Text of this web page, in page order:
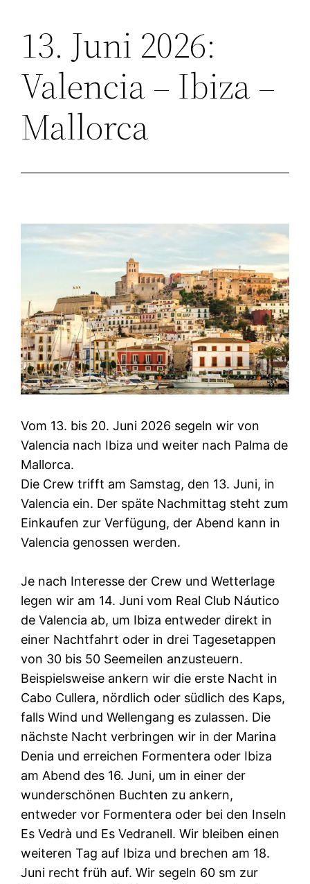
Zum
springen
13. Juni 2026:
Valencia – Ibiza –
Mallorca
Vom 13. bis 20. Juni 2026 segeln wir von
Valencia nach Ibiza und weiter nach Palma de
Mallorca.
Die Crew trifft am Samstag, den 13. Juni, in
Valencia ein. Der späte Nachmittag steht zum
Einkaufen zur Verfügung, der Abend kann in
Valencia genossen werden.
Je nach Interesse der Crew und Wetterlage
legen wir am 14. Juni vom Real Club Náutico
de Valencia ab, um Ibiza entweder direkt in
einer Nachtfahrt oder in drei Tagesetappen
von 30 bis 50 Seemeilen anzusteuern.
Beispielsweise ankern wir die erste Nacht in
Cabo Cullera, nördlich oder südlich des Kaps,
falls Wind und Wellengang es zulassen. Die
nächste Nacht verbringen wir in der Marina
Denia und erreichen Formentera oder Ibiza
am Abend des 16. Juni, um in einer der
wunderschönen Buchten zu ankern,
entweder vor Formentera oder bei den Inseln
Es Vedrà und Es Vedranell. Wir bleiben einen
weiteren Tag auf Ibiza und brechen am 18.
Juni recht früh auf. Wir segeln 60 sm zur